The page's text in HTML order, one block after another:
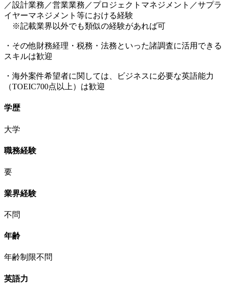
／設計業務／営業業務／プロジェクトマネジメント／サプラ
イヤーマネジメント等における経験
※記載業界以外でも類似の経験があれば可
・その他財務経理・税務・法務といった諸調査に活用できる
スキルは歓迎
・海外案件希望者に関しては、ビジネスに必要な英語能力
（TOEIC700点以上）は歓迎
学歴
大学
職務経験
要
業界経験
不問
年齢
年齢制限不問
英語力